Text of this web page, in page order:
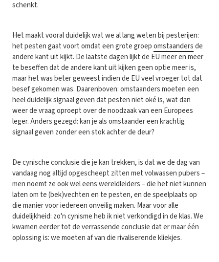
schenkt.
Het maakt vooral duidelijk wat we al lang weten bij pesterijen:
het pesten gaat voort omdat een grote groepomstaandersde
andere kant uit kijkt. De laatste dagen lijkt de EU meer en meer
te beseffen dat de andere kant uit kijken geen optie meer is,
maar het was beter geweest indien de EU veel vroeger tot dat
besef gekomen was. Daarenboven: omstaanders moeten een
heel duidelijk signaal geven dat pesten niet oké is, wat dan
weer de vraag oproept over de noodzaak van een Europees
leger. Anders gezegd: kan je als omstaander een krachtig
signaal geven zonder een stok achter de deur?
De cynische conclusie die je kan trekken, is dat we de dag van
vandaag nog altijd opgescheept zitten met volwassen pubers –
men noemt ze ook wel eens wereldleiders – die het niet kunnen
laten om te (bek)vechten en te pesten, en de speelplaats op
die manier voor iedereen onveilig maken. Maar voor alle
duidelijkheid: zo'n cynisme heb ik niet verkondigd in de klas. We
kwamen eerder tot de verrassende conclusie dat er maar één
oplossing is: we moeten af van die rivaliserende kliekjes.